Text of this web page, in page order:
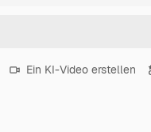
Ein KI-Video erstellen